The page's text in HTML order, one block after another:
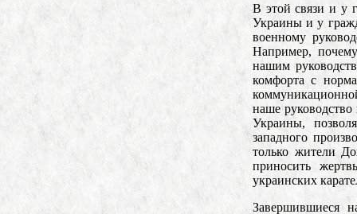
В этой связи и у
Украины и у
военному
Например,
нашим
комфорта с
наше
Украины,
западного
только жители
приносить
украинских
Завершившиеся